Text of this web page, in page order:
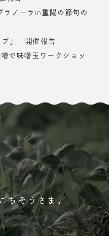
ノーラin重陽の節句の
プ」 開催報告
で味噌玉ワークショッ
ちそうさま。